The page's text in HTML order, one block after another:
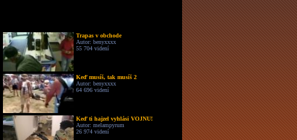
Trapas v obchode
Autor: benyxxxx
55 704 videní
Keď musíš, tak musíš 2
Autor: benyxxxx
64 696 videní
Keď ti hajzel vyhlási VOJNU!
Autor: melampyrum
26 974 videní